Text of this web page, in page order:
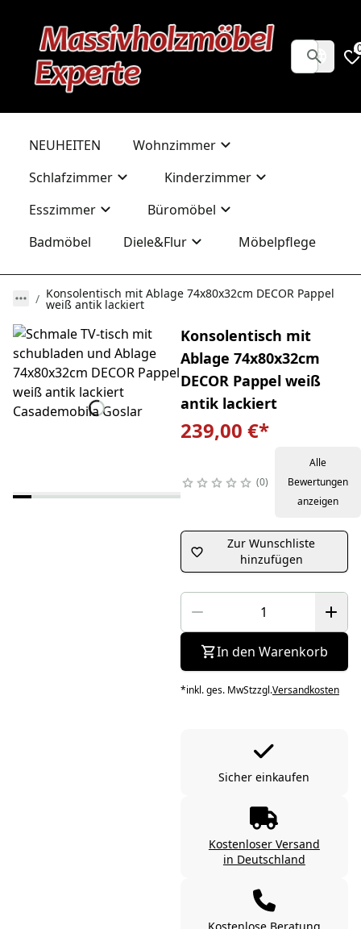
NEUHEITEN
Wohnzimmer
Schlafzimmer
Kinderzimmer
Esszimmer
Büromöbel
Badmöbel
Diele&Flur Möbelpflege
Konsolentisch mit Ablage 74x80x32cm DECOR Pappel
weiß antik lackiert
Konsolentisch mit
Ablage 74x80x32cm
DECOR Pappel weiß
antik lackiert
239,00 €*
0
Alle
Bewertungen
anzeigen
Zur Wunschliste
hinzufügen
In den Warenkorb
*inkl. ges. MwStzzgl.Versandkosten
Sicher einkaufen
Kostenloser Versand
in Deutschland